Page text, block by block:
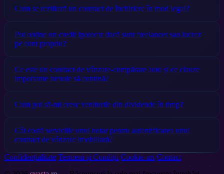
Cum se reziliază un contract de închiriere în mod legal?
Pot obține un credit ipotecar dacă sunt freelancer sau lucrez
pe cont propriu?
Ce este un contract de vânzare-cumpărare auto și ce clauze
importante trebuie să conțină?
Cum pot să-mi cresc veniturile din dividende în timp?
Cât costă serviciile unui notar pentru autentificarea unui
contract de vânzare imobiliară?
Confidențialitate Termeni și Condiții Cookie-uri Contact